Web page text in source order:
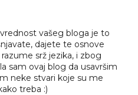
vašeg bloga je to
dajete te osnove
srž jezika, i zbog
sam ovaj blog da usavršim
neke stvari koje su me
treba :)